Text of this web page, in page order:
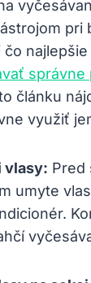
pri
správne
článku
využiť
vlasy: Pred
umyte